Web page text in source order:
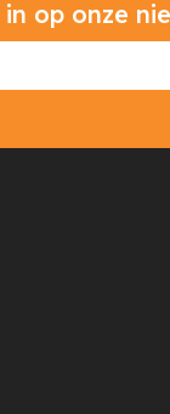
op onze
beleid